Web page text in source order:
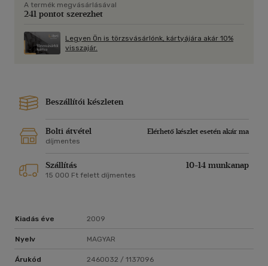
A termék megvásárlásával
241 pontot szerezhet
Legyen Ön is törzsvásárlónk, kártyájára akár 10%
visszajár.
Beszállítói készleten
Bolti átvétel
Elérhető készlet esetén akár ma
díjmentes
Szállítás 10-14 munkanap
15 000 Ft felett díjmentes
Kiadás éve 2009
Nyelv MAGYAR
Árukód 2460032 / 1137096